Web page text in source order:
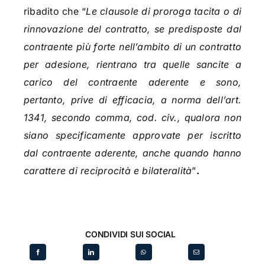
ribadito che “Le clausole di proroga tacita o di
rinnovazione del contratto, se predisposte dal
contraente più forte nell’ambito di un contratto
per adesione, rientrano tra quelle sancite a
carico del contraente aderente e sono,
pertanto, prive di efficacia, a norma dell’art.
1341, secondo comma, cod. civ., qualora non
siano specificamente approvate per iscritto
dal contraente aderente, anche quando hanno
carattere di reciprocità e bilateralità”.
CONDIVIDI SUI SOCIAL